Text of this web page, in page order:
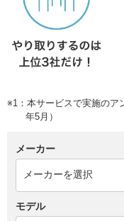
※1：本サービスで実施のア
年5月）
メーカー
モデル